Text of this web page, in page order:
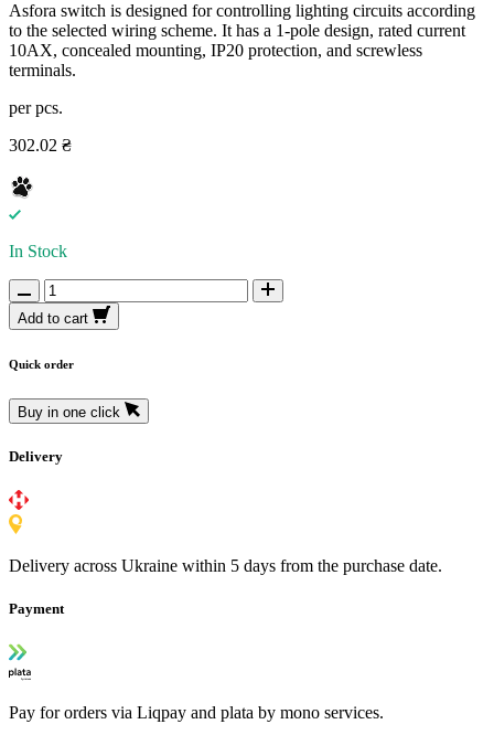
Asfora switch is designed for controlling lighting circuits according
to the selected wiring scheme. It has a 1-pole design, rated current
10AX, concealed mounting, IP20 protection, and screwless
terminals.
per pcs.
302.02 ₴
In Stock
Add to cart
Quick order
Buy in one click
Delivery
Delivery across Ukraine within 5 days from the purchase date.
Payment
Pay for orders via Liqpay and plata by mono services.